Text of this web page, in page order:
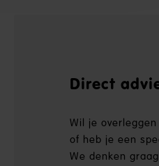
Direct
Wil je
of heb je een
We denken